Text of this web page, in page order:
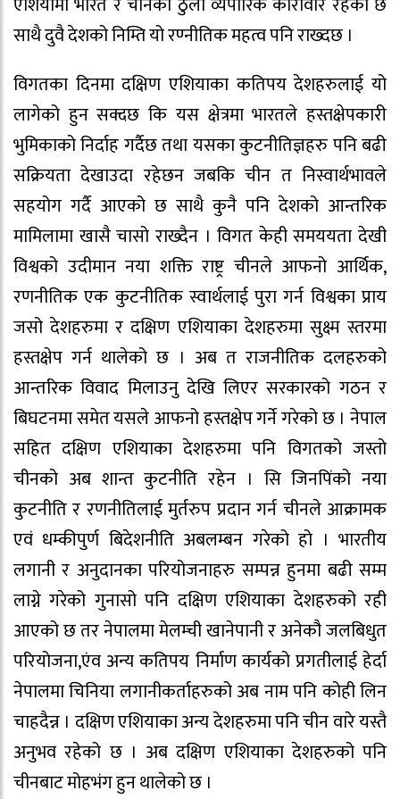
साथै दुवै देशको निम्ति यो रण्नीतिक महत्व पनि राख्दछ ।
विगतका दिनमा दक्षिण एशियाका कतिपय देशहरुलाई यो
लागेको हुन सक्दछ कि यस क्षेत्रमा भारतले हस्तक्षेपकारी
भुमिकाको निर्दाह गर्दैछ तथा यसका कुटनीतिज्ञहरु पनि बढी
सक्रियता देखाउदा रहेछन जबकि चीन त निस्वार्थभावले
सहयोग गर्दै आएको छ साथै कुनै पनि देशको आन्तरिक
मामिलामा खासै चासो राख्दैन । विगत केही समययता देखी
विश्वको उदीमान नया शक्ति राष्ट्र चीनले आफनो आर्थिक,
रणनीतिक एक कुटनीतिक स्वार्थलाई पुरा गर्न विश्वका प्राय
जसो देशहरुमा र दक्षिण एशियाका देशहरुमा सुक्ष्म स्तरमा
हस्तक्षेप गर्न थालेको छ । अब त राजनीतिक दलहरुको
आन्तरिक विवाद मिलाउनु देखि लिएर सरकारको गठन र
बिघटनमा समेत यसले आफनो हस्तक्षेप गर्ने गरेको छ । नेपाल
सहित दक्षिण एशियाका देशहरुमा पनि विगतको जस्तो
चीनको अब शान्त कुटनीति रहेन । सि जिनपिंको नया
कुटनीति र रणनीतिलाई मुर्तरुप प्रदान गर्न चीनले आक्रामक
एवं धम्कीपुर्ण बिदेशनीति अबलम्बन गरेको हो । भारतीय
लगानी र अनुदानका परियोजनाहरु सम्पन्न हुनमा बढी सम्म
लाग्ने गरेको गुनासो पनि दक्षिण एशियाका देशहरुको रही
आएको छ तर नेपालमा मेलम्ची खानेपानी र अनेकौ जलबिधुत
परियोजना,एंव अन्य कतिपय निर्माण कार्यको प्रगतीलाई हेर्दा
नेपालमा चिनिया लगानीकर्ताहरुको अब नाम पनि कोही लिन
चाहदैन्न । दक्षिण एशियाका अन्य देशहरुमा पनि चीन वारे यस्तै
अनुभव रहेको छ । अब दक्षिण एशियाका देशहरुको पनि
चीनबाट मोहभंग हुन थालेको छ ।